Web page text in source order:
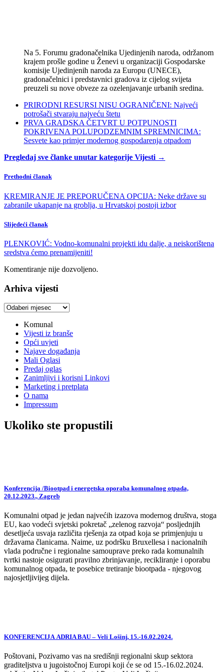
Na 5. Forumu gradonačelnika Ujedinjenih naroda, održanom
krajem prošle godine u Ženevi u organizaciji Gospodarske
komisije Ujedinjenih naroda za Europu (UNECE),
gradonačelnici i predstavnici gradova iz cijelog svijeta
preuzeli su nove obveze za ozelenjavanje urbanih sredina.
PRIRODNI RESURSI NISU OGRANIČENI: Najveći
potrošači stvaraju najveću štetu
PRVA GRADSKA ČETVRT U POTPUNOSTI
POKRIVENA POLUPODZEMNIM SPREMNICIMA:
Sesvete kao primjer modernog gospodarenja otpadom
Pregledaj sve članke unutar kategorije Vijesti →
Prethodni članak
KREMIRANJE JE PREPORUČENA OPCIJA: Neke države su
zabranile ukapanje na groblja, u Hrvatskoj postoji izbor
Slijedeći članak
PLENKOVIĆ: Vodno-komunalni projekti idu dalje, a neiskorištena
sredstva ćemo prenamijeniti!
Komentiranje nije dozvoljeno.
Arhiva vijesti
Arhiva
Komunal
Vijesti iz branše
Opći uvjeti
Najave događanja
Mali Oglasi
Predaj oglas
Zanimljivi i korisni Linkovi
Marketing i pretplata
O nama
Impressum
Ukoliko ste propustili
Konferencija /Biootpad i energetska oporaba komunalnog otpada,
20.12.2023., Zagreb
Komunalni otpad je jedan najvećih izazova modernog društva, stoga
EU, kao vodeći svjetski pokretač „zelenog razvoja“ posljednjih
desetljeća usvaja različita rješenja za otpad koja se primjenjuju u
državama članicama. Naime, uz podršku Bruxellesa i nacionalnih
vlada područne i regionalne samouprave preko rada komunalnih
tvrtki nastoje osigurati pravilno zbrinjavanje, recikliranje i oporabu
komunalnog otpada, te posebice tretiranje biootpada - njegovog
najosjetljivijeg dijela.
KONFERENCIJA ADRIA BAU – Veli Lošinj, 15.-16.02.2024.
Poštovani, Pozivamo vas na središnji regionalni skup sektora
graditeljstva u jugoistočnoj Europi koji će se od 15.-16.02.2024.